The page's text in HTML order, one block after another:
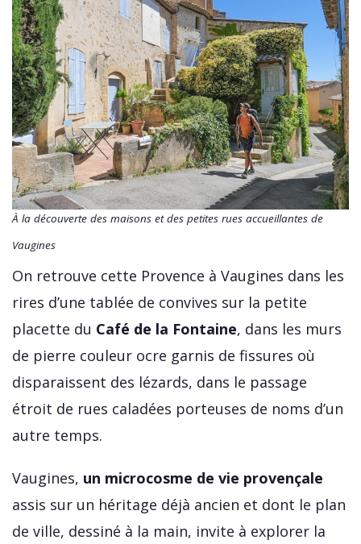
À la découverte des maisons et des petites rues accueillantes de
Vaugines
On retrouve cette Provence à Vaugines dans les
rires d’une tablée de convives sur la petite
placette du Café de la Fontaine, dans les murs
de pierre couleur ocre garnis de fissures où
disparaissent des lézards, dans le passage
étroit de rues caladées porteuses de noms d’un
autre temps.
Vaugines, un microcosme de vie provençale
assis sur un héritage déjà ancien et dont le plan
de ville, dessiné à la main, invite à explorer la